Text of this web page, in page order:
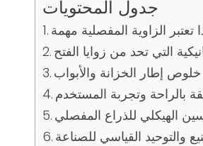
جدول المحتويات
تعتبر الزاوية المفصلية مهمة
التي تحد من زوايا الفتح
إطار الخزانة والأبواب
بالراحة وتجربة المستخدم
الهيكلي للذراع المفصلي
والتوحيد القياسي للصناعة